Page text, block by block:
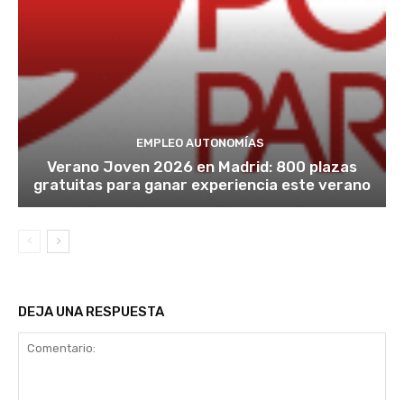
EMPLEO AUTONOMÍAS
Verano Joven 2026 en Madrid: 800 plazas
gratuitas para ganar experiencia este verano
DEJA UNA RESPUESTA